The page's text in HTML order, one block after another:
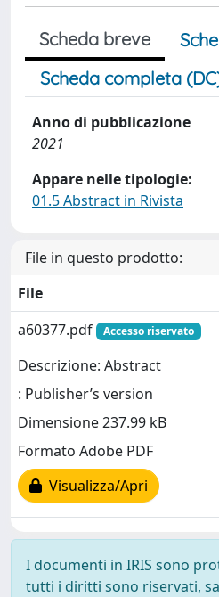
Scheda breve
Scheda completa
Anno di pubblicazione
2021
Appare nelle tipologie:
01.5 Abstract in Rivista
File in questo prodotto:
File
a60377.pdf
Accesso riservato
Descrizione: Abstract
: Publisher’s version
Dimensione 237.99 kB
Formato Adobe PDF
Visualizza/Apri
I documenti in IRIS sono
tutti i diritti sono riservati,